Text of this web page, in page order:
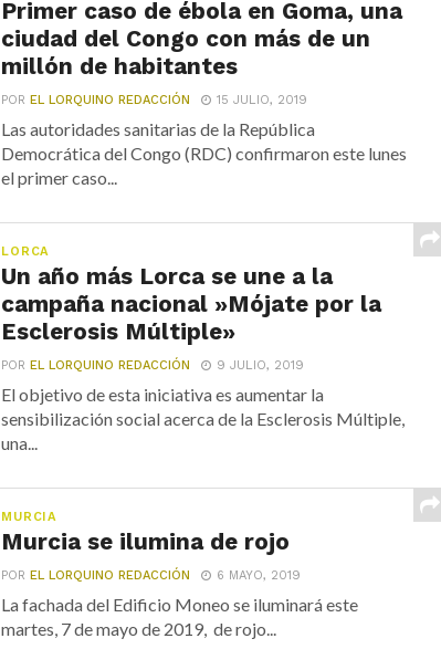
Primer caso de ébola en Goma, una
ciudad del Congo con más de un
millón de habitantes
POREL LORQUINO REDACCIÓN 15 JULIO, 2019
Las autoridades sanitarias de la República
Democrática del Congo (RDC) confirmaron este lunes
el primer caso...
LORCA
Un año más Lorca se une a la
campaña nacional »Mójate por la
Esclerosis Múltiple»
POREL LORQUINO REDACCIÓN 9 JULIO, 2019
El objetivo de esta iniciativa es aumentar la
sensibilización social acerca de la Esclerosis Múltiple,
una...
MURCIA
Murcia se ilumina de rojo
POREL LORQUINO REDACCIÓN 6 MAYO, 2019
La fachada del Edificio Moneo se iluminará este
martes, 7 de mayo de 2019, de rojo...